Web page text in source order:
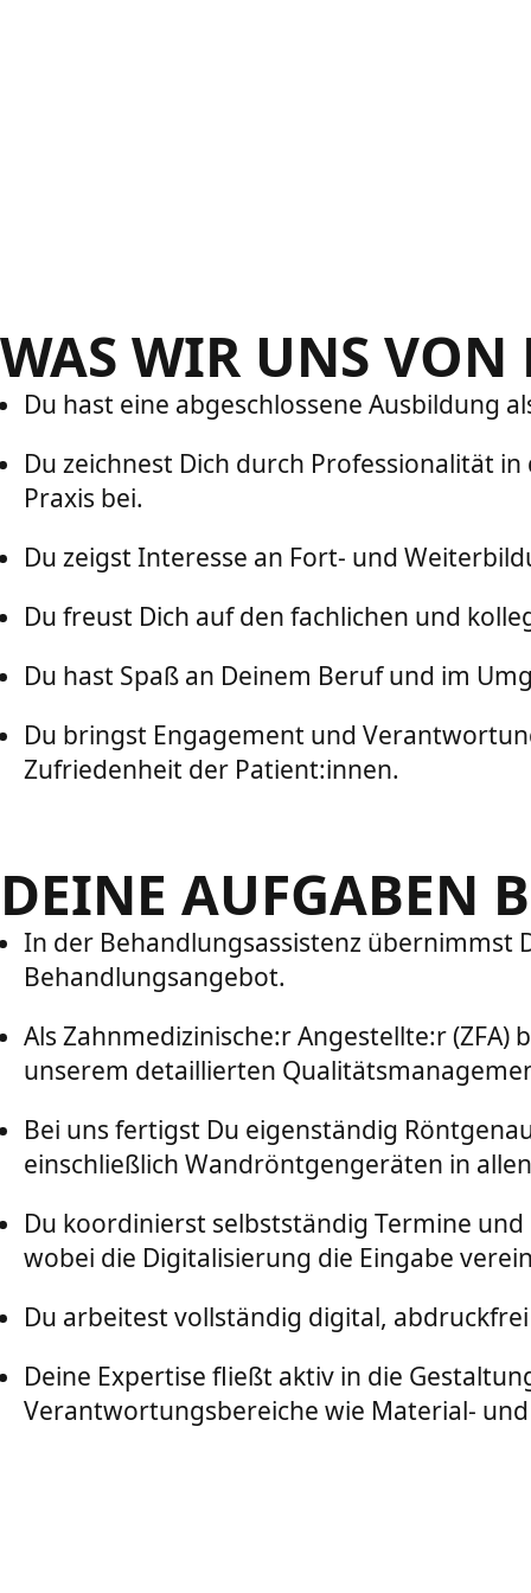
WAS WIR UNS
Du hast eine abgeschlossene Ausbildung
Du zeichnest Dich durch Professionalität
Praxis bei.
Du zeigst Interesse an Fort- und
Du freust Dich auf den fachlichen und
Du hast Spaß an Deinem Beruf und im
Du bringst Engagement und
Zufriedenheit der Patient:innen.
DEINE AUFGABEN
In der Behandlungsassistenz übernimmst
Behandlungsangebot.
Als Zahnmedizinische:r Angestellte:r
unserem detaillierten
Bei uns fertigst Du eigenständig
einschließlich Wandröntgengeräten in
Du koordinierst selbstständig Termine
wobei die Digitalisierung die Eingabe
Du arbeitest vollständig digital,
Deine Expertise fließt aktiv in die
Verantwortungsbereiche wie Material-